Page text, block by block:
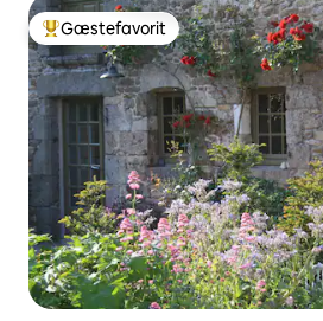
Bedste gæstefavorit
Gæstefavorit